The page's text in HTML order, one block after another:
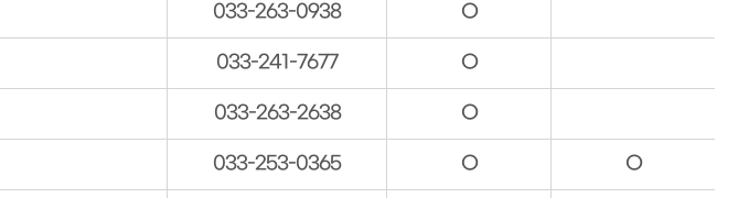
033-263-0938 O
033-241-7677 O
033-263-2638 O
033-253-0365 O O